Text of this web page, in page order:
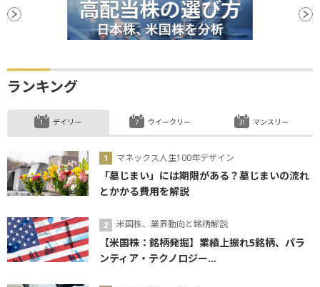
ランキング
デイリー
マネックス人生100年デザイン
「墓じまい」には期限がある？墓じまいの流れ
とかかる費用を解説
米国株、業界動向と銘柄解説
【米国株：銘柄発掘】業績上振れ5銘柄、パラ
ンティア・テクノロジー...
ウイークリー マンスリー